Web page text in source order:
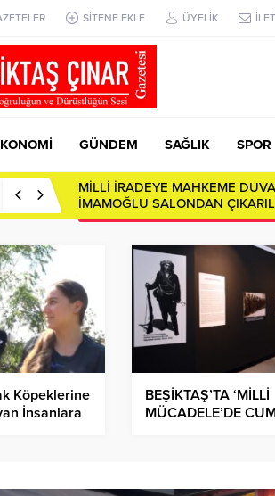
SİTENE EKLE ÜYELİK
GÜNDEM SAĞLIK SPOR
Toplumsal Aynada Derin
Köpeklerine
İnsanlara
BEŞİKTAŞ’TA ‘MİLLİ
MÜCADELE’DE